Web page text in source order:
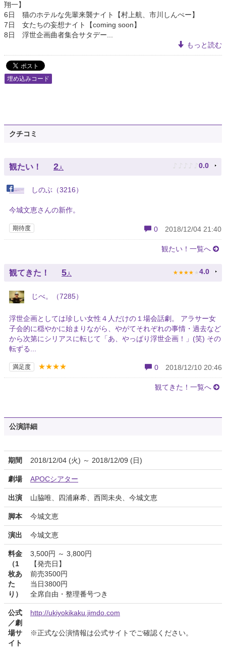
翔一】
6日 猫のホテルな先輩来襲ナイト【村上航、市川しんぺー】
7日 女たちの妄想ナイト【coming soon】
8日 浮世企画曲者集合サタデー...
もっと読む
埋め込みコード
クチコミ
観たい！ 2人 ♪ ♪ ♪ ♪ ♪ 0.0
しのぶ（3216）
今城文恵さんの新作。
期待度 0 2018/12/04 21:40
観たい！一覧へ
観てきた！ 5 人 ★ ★ ★ ★ ★ 4.0
じべ。（7285）
浮世企画としては珍しい女性４人だけの１場会話劇。 アラサー女
子会的に穏やかに始まりながら、やがてそれぞれの事情・過去など
から次第にシリアスに転じて「あ、やっぱり浮世企画！」(笑) その
転ずる...
満足度 ★★★★ 0 2018/12/10 20:46
観てきた！一覧へ
公演詳細
期間 2018/12/04 (火) ～ 2018/12/09 (日)
劇場 APOCシアター
出演 山脇唯、四浦麻希、西岡未央、今城文恵
脚本 今城文恵
演出 今城文恵
料金
（1
枚あ
た
り）
3,500円 ～ 3,800円
【発売日】
前売3500円
当日3800円
全席自由・整理番号つき
公式
／劇
場サ
イト
http://ukiyokikaku.jimdo.com
※正式な公演情報は公式サイトでご確認ください。